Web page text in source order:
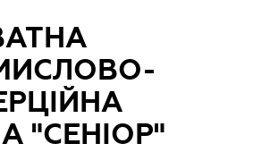
"СЕНІОР"